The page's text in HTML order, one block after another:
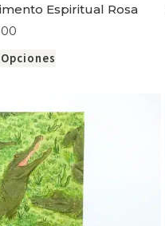
Espiritual Rosa